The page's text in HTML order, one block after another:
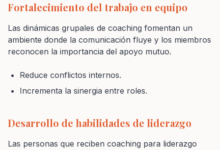
Fortalecimiento del trabajo en equipo
Las dinámicas grupales de coaching fomentan un
ambiente donde la comunicación fluye y los miembros
reconocen la importancia del apoyo mutuo.
Reduce conflictos internos.
Incrementa la sinergia entre roles.
Desarrollo de habilidades de liderazgo
Las personas que reciben coaching para liderazgo